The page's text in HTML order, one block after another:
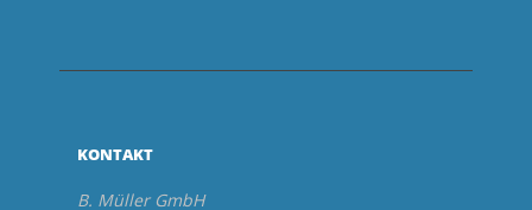
KONTAKT
B. Müller GmbH